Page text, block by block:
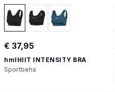
€ 37,95
hmlHIIT INTENSITY BRA
Sportbeha